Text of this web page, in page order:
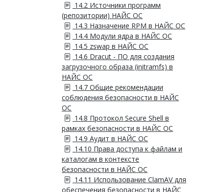
14.2 Источники программ
(репозитории) НАЙС ОС
14.3 Назначение RPM в НАЙС ОС
14.4 Модули ядра в НАЙС ОС
14.5 zswap в НАЙС ОС
14.6 Dracut - ПО для создания
загрузочного образа (initramfs) в
НАЙС ОС
14.7 Общие рекомендации
соблюдения безопасности в НАЙС
ОС
14.8 Протокол Secure Shell в
рамках безопасности в НАЙС ОС
14.9 Аудит в НАЙС ОС
14.10 Права доступа к файлам и
каталогам в контексте
безопасности в НАЙС ОС
14.11 Использование ClamAV для
обеспечения безопасности в НАЙС